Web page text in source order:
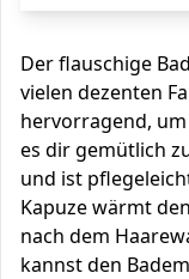
Der flauschige
vielen dezenten
hervorragend,
es dir gemütlich
und ist
Kapuze wärmt
nach dem
kannst den